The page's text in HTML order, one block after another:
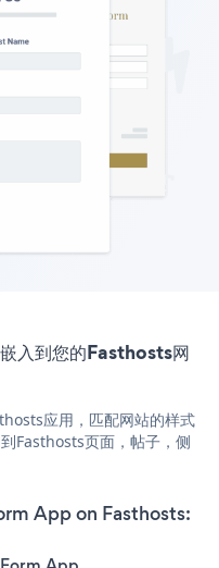
入到您的Fasthosts网
应用，匹配网站的样式
Fasthosts页面，帖子，侧
App on Fasthosts: